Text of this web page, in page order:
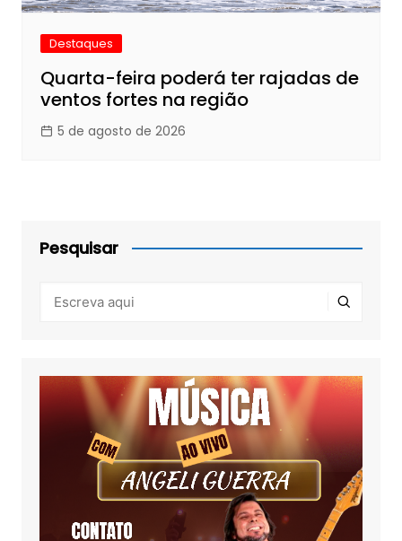
Destaques
Quarta-feira poderá ter rajadas de
ventos fortes na região
5 de agosto de 2026
Pesquisar